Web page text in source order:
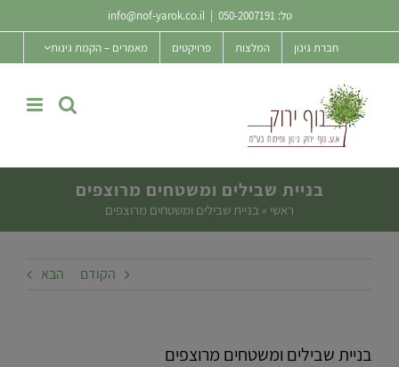
to
טל:050-2007191
info@nof-yarok.co.il
חברת גינון המלצות פרויקטים מאמרים – הקמת גינות
בניית שבילים ומשטחים מרוצפים
ראשי » בניית שבילים ומשטחים מרוצפים
הקודם הבא
בניית שבילים ומשטחים מרוצפים